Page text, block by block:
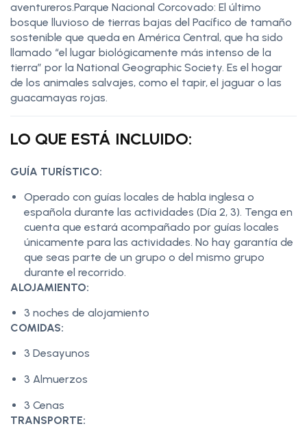
aventureros.Parque Nacional Corcovado: El último
bosque lluvioso de tierras bajas del Pacífico de tamaño
sostenible que queda en América Central, que ha sido
llamado “el lugar biológicamente más intenso de la
tierra” por la National Geographic Society. Es el hogar
de los animales salvajes, como el tapir, el jaguar o las
guacamayas rojas.
LO QUE ESTÁ INCLUIDO:
GUÍA TURÍSTICO:
Operado con guías locales de habla inglesa o
española durante las actividades (Día 2, 3). Tenga en
cuenta que estará acompañado por guías locales
únicamente para las actividades. No hay garantía de
que seas parte de un grupo o del mismo grupo
durante el recorrido.
ALOJAMIENTO:
3 noches de alojamiento
COMIDAS:
3 Desayunos
3 Almuerzos
3 Cenas
TRANSPORTE: